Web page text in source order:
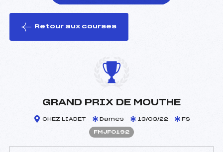
le ski
Retour aux courses
GRAND PRIX DE MOUTHE
CHEZ LIADET Dames 13/03/22 FS
FMJF0192